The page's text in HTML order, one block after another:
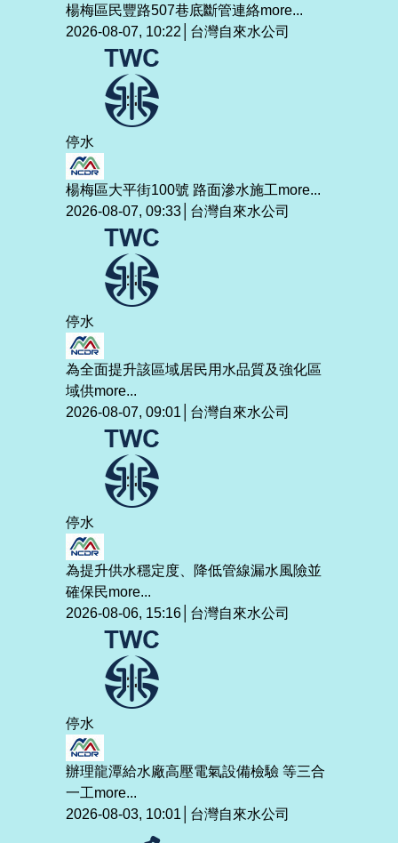
楊梅區民豐路507巷底斷管連絡more...
2026-08-07, 10:22│台灣自來水公司
停水
楊梅區大平街100號 路面滲水施工more...
2026-08-07, 09:33│台灣自來水公司
停水
為全面提升該區域居民用水品質及強化區
域供more...
2026-08-07, 09:01│台灣自來水公司
停水
為提升供水穩定度、降低管線漏水風險並
確保民more...
2026-08-06, 15:16│台灣自來水公司
停水
辦理龍潭給水廠高壓電氣設備檢驗 等三合
一工more...
2026-08-03, 10:01│台灣自來水公司